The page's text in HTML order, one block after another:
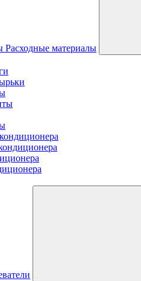
Расходные материалы